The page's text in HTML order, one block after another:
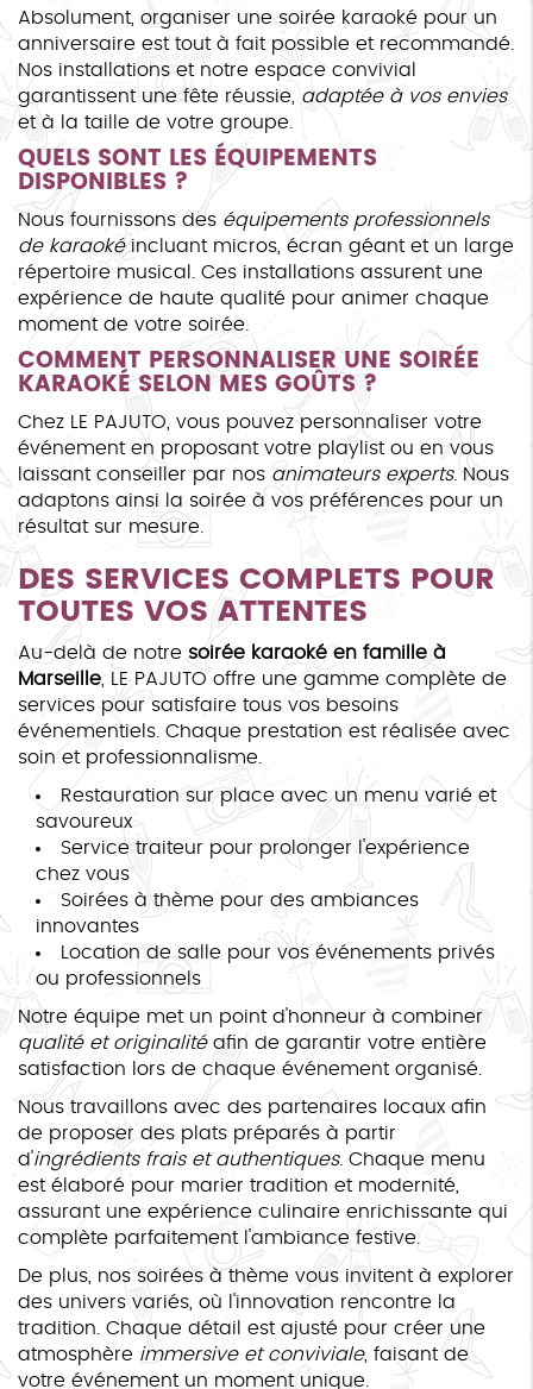
Absolument, organiser une soirée karaoké pour un
anniversaire est tout à fait possible et recommandé.
Nos installations et notre espace convivial
garantissent une fête réussie, adaptée à vos envies
et à la taille de votre groupe.
QUELS SONT LES ÉQUIPEMENTS
DISPONIBLES ?
Nous fournissons des équipements professionnels
de karaokéincluant micros, écran géant et un large
répertoire musical. Ces installations assurent une
expérience de haute qualité pour animer chaque
moment de votre soirée.
COMMENT PERSONNALISER UNE SOIRÉE
KARAOKÉ SELON MES GOÛTS ?
Chez LE PAJUTO, vous pouvez personnaliser votre
événement en proposant votre playlist ou en vous
laissant conseiller par nos animateurs experts. Nous
adaptons ainsi la soirée à vos préférences pour un
résultat sur mesure.
DES SERVICES COMPLETS POUR
TOUTES VOS ATTENTES
Au-delà de notre soirée karaoké en famille à
Marseille , LE PAJUTO offre une gamme complète de
services pour satisfaire tous vos besoins
événementiels. Chaque prestation est réalisée avec
soin et professionnalisme.
Restauration sur place avec un menu varié et
savoureux
Service traiteur pour prolonger l'expérience
chez vous
Soirées à thème pour des ambiances
innovantes
Location de salle pour vos événements privés
ou professionnels
Notre équipe met un point d'honneur à combiner
qualité et originalitéafin de garantir votre entière
satisfaction lors de chaque événement organisé.
Nous travaillons avec des partenaires locaux afin
de proposer des plats préparés à partir
d'ingrédients frais et authentiques. Chaque menu
est élaboré pour marier tradition et modernité,
assurant une expérience culinaire enrichissante qui
complète parfaitement l'ambiance festive.
De plus, nos soirées à thème vous invitent à explorer
des univers variés, où l'innovation rencontre la
tradition. Chaque détail est ajusté pour créer une
atmosphère immersive et conviviale, faisant de
votre événement un moment unique.